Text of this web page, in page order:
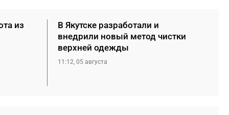
из
В Якутске разработали и
внедрили новый метод чистки
верхней одежды
11:12, 05 августа